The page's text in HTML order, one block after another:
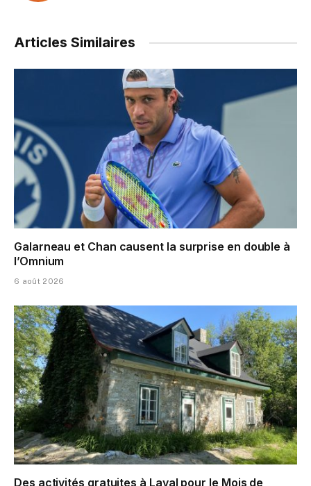
Articles Similaires
Galarneau et Chan causent la surprise en double à
l’Omnium
6 août 2026
Des activités gratuites à Laval pour le Mois de